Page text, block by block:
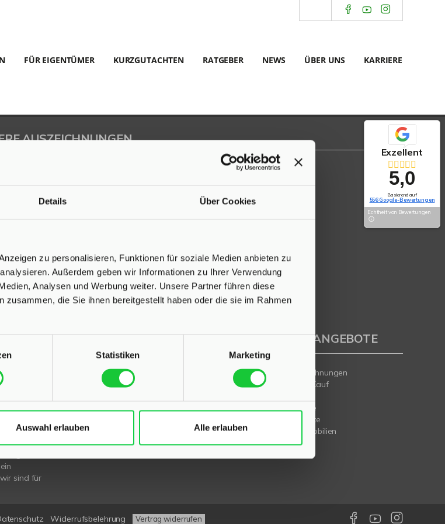
Details Über Cookies
zu personalisieren, Funktionen für soziale Medien anbieten zu
Außerdem geben wir Informationen zu Ihrer Verwendung
Analysen und Werbung weiter. Unsere Partner führen diese
zusammen, die Sie ihnen bereitgestellt haben oder die sie im Rahmen
Statistiken Marketing
Auswahl erlauben Alle erlauben
FÜR EIGENTÜMER KURZGUTACHTEN RATGEBER NEWS ÜBER UNS KARRIERE
Exzellent
5,0
Basierend auf
556 Google-Bewertungen
Echtheit von Bewertungen
AUSZEICHNUNGEN
in
lokaler
Fragen
sind für
Start
Immobilien
Kurzgutachten
News
Über uns
IMMOBILIENANGEBOTE
Eigentumswohnungen
Häuser zum Kauf
Mietangebote
Renditeobjekte
Gewerbeimmobilien
weiter
Widerrufsbelehrung Vertrag widerrufen